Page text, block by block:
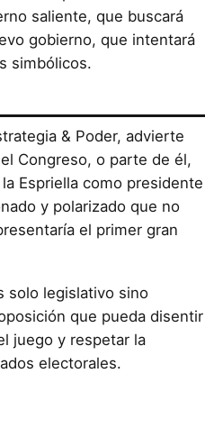
saliente, que buscará
gobierno, que intentará
simbólicos.
& Poder, advierte
Congreso, o parte de él,
Espriella como presidente
y polarizado que no
el primer gran
solo legislativo sino
que pueda disentir
juego y respetar la
electorales.